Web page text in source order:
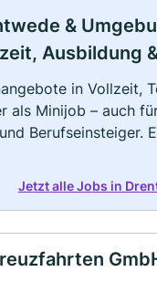
&
Ausbildung
in Vollzeit,
als Minijob – auch
Berufseinsteiger.
Jetzt alle Jobs in